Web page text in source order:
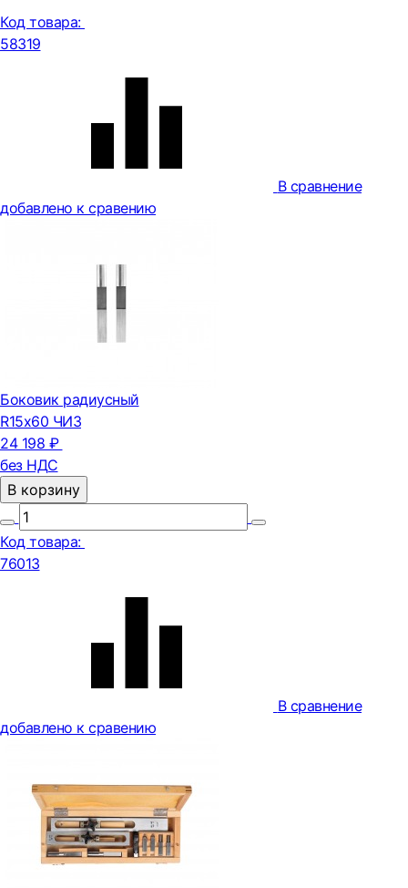
Код товара:
58319
В сравнение
добавлено к сравению
Боковик радиусный
R15х60 ЧИЗ
24 198 ₽
без НДС
В корзину
Код товара:
76013
В сравнение
добавлено к сравению